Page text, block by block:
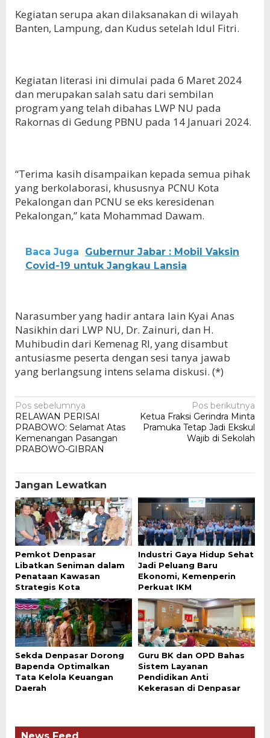
Kegiatan serupa akan dilaksanakan di wilayah
Banten, Lampung, dan Kudus setelah Idul Fitri.
Kegiatan literasi ini dimulai pada 6 Maret 2024
dan merupakan salah satu dari sembilan
program yang telah dibahas LWP NU pada
Rakornas di Gedung PBNU pada 14 Januari 2024.
“Terima kasih disampaikan kepada semua pihak
yang berkolaborasi, khususnya PCNU Kota
Pekalongan dan PCNU se eks keresidenan
Pekalongan,” kata Mohammad Dawam.
Baca Juga
Gubernur Jabar : Mobil Vaksin
Covid-19 untuk Jangkau Lansia
Narasumber yang hadir antara lain Kyai Anas
Nasikhin dari LWP NU, Dr. Zainuri, dan H.
Muhibudin dari Kemenag RI, yang disambut
antusiasme peserta dengan sesi tanya jawab
yang berlangsung intens selama diskusi. (*)
Navigasi
pos
Pos sebelumnya
RELAWAN PERISAI
PRABOWO: Selamat Atas
Kemenangan Pasangan
PRABOWO-GIBRAN
Pos berikutnya
Ketua Fraksi Gerindra Minta
Pramuka Tetap Jadi Ekskul
Wajib di Sekolah
Jangan Lewatkan
Pemkot Denpasar
Libatkan Seniman dalam
Penataan Kawasan
Strategis Kota
Industri Gaya Hidup Sehat
Jadi Peluang Baru
Ekonomi, Kemenperin
Perkuat IKM
Sekda Denpasar Dorong
Bapenda Optimalkan
Tata Kelola Keuangan
Daerah
Guru BK dan OPD Bahas
Sistem Layanan
Pendidikan Anti
Kekerasan di Denpasar